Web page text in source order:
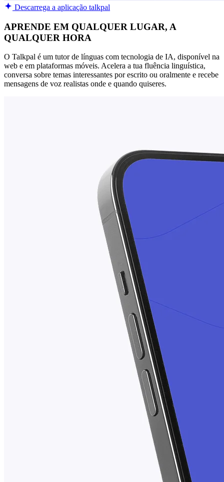
Descarrega a aplicação talkpal
APRENDE EM QUALQUER LUGAR, A
QUALQUER HORA
O Talkpal é um tutor de línguas com tecnologia de IA, disponível na
web e em plataformas móveis. Acelera a tua fluência linguística,
conversa sobre temas interessantes por escrito ou oralmente e recebe
mensagens de voz realistas onde e quando quiseres.